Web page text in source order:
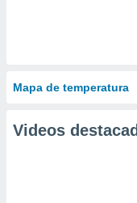
Mapa de temperatura
Videos